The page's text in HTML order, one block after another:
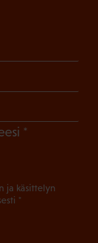
(Pakollinen)
ja käsittelyn
*